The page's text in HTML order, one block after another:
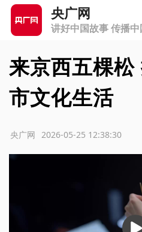
央广网
讲好中国故事 传播
来京西五棵
市文化生活
2026-05-25 12:38:30
央广网
播
放